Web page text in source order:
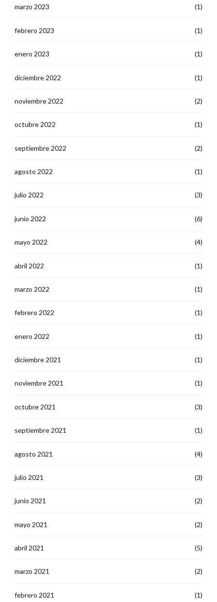
marzo 2023 (1)
febrero 2023 (1)
enero 2023 (1)
diciembre 2022 (1)
noviembre 2022 (2)
octubre 2022 (1)
septiembre 2022 (2)
agosto 2022 (1)
julio 2022 (3)
junio 2022 (6)
mayo 2022 (4)
abril 2022 (1)
marzo 2022 (1)
febrero 2022 (1)
enero 2022 (1)
diciembre 2021 (1)
noviembre 2021 (1)
octubre 2021 (3)
septiembre 2021 (1)
agosto 2021 (4)
julio 2021 (3)
junio 2021 (2)
mayo 2021 (2)
abril 2021 (5)
marzo 2021 (2)
febrero 2021 (1)